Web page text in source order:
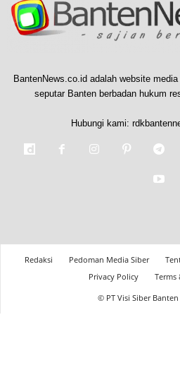
BantenNews.co.id adalah website
seputar Banten berbadan hukum
Hubungi kami:
Redaksi Pedoman Media Siber
Privacy Policy
Terms
© PT Visi Siber Banten